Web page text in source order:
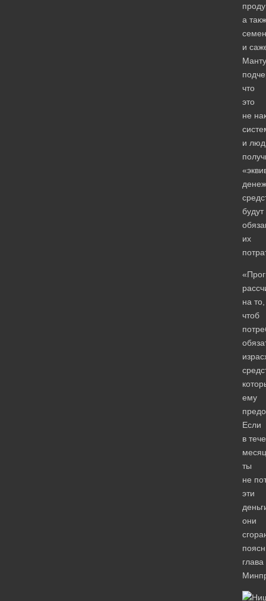
а
и
что
это
не
и
будут
их
на то,
чтоб
ему
Если
в
ты
не
эти
они
глава